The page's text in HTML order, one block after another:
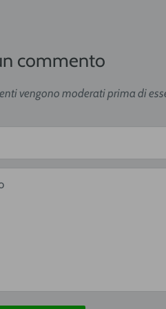
commento
vengono moderati prima di